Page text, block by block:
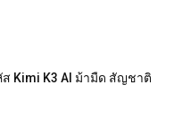
Kimi K3 AI ม้ามืด สัญชาติ